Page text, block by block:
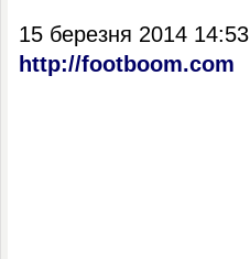
15 березня 2014 14:53
http://footboom.com